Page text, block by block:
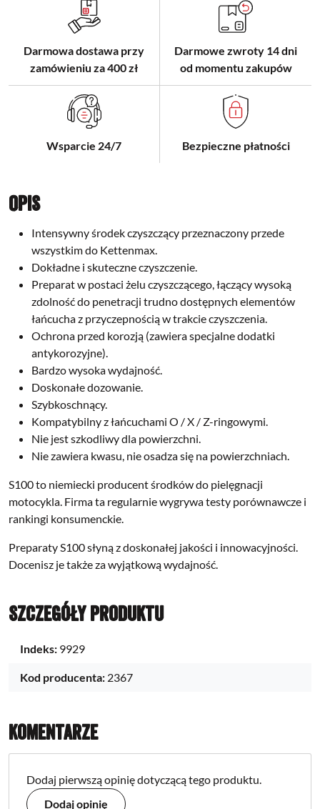
Darmowa dostawa przy
zamówieniu za 400 zł
Darmowe zwroty 14 dni
od momentu zakupów
Wsparcie 24/7 Bezpieczne płatności
Opis
Intensywny środek czyszczący przeznaczony przede
wszystkim do Kettenmax.
Dokładne i skuteczne czyszczenie.
Preparat w postaci żelu czyszczącego, łączący wysoką
zdolność do penetracji trudno dostępnych elementów
łańcucha z przyczepnością w trakcie czyszczenia.
Ochrona przed korozją (zawiera specjalne dodatki
antykorozyjne).
Bardzo wysoka wydajność.
Doskonałe dozowanie.
Szybkoschnący.
Kompatybilny z łańcuchami O / X / Z-ringowymi.
Nie jest szkodliwy dla powierzchni.
Nie zawiera kwasu, nie osadza się na powierzchniach.
S100 to niemiecki producent środków do pielęgnacji
motocykla. Firma ta regularnie wygrywa testy porównawcze i
rankingi konsumenckie.
Preparaty S100 słyną zdoskonałej jakości i innowacyjności.
Docenisz je także za wyjątkową wydajność.
Szczegóły produktu
Indeks: 9929
Kod producenta: 2367
Komentarze
Dodaj pierwszą opinię dotyczącą tego produktu.
Dodaj opinię